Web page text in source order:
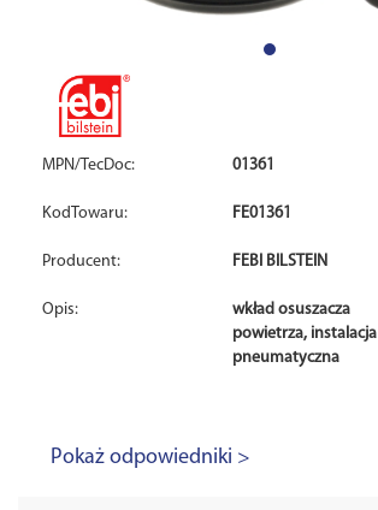
MPN/TecDoc: 01361
KodTowaru: FE01361
Producent: FEBI BILSTEIN
Opis:
wkład osuszacza
powietrza, instalacja
pneumatyczna
Pokaż odpowiedniki >